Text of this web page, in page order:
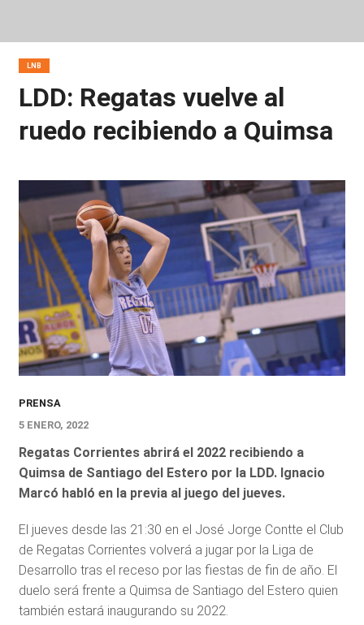
LNB
LDD: Regatas vuelve al
ruedo recibiendo a Quimsa
PRENSA
5 ENERO, 2022
Regatas Corrientes abrirá el 2022 recibiendo a
Quimsa de Santiago del Estero por la LDD. Ignacio
Marcó habló en la previa al juego del jueves.
El jueves desde las 21:30 en el José Jorge Contte el Club
de Regatas Corrientes volverá a jugar por la Liga de
Desarrollo tras el receso por las fiestas de fin de año. El
duelo será frente a Quimsa de Santiago del Estero quien
también estará inaugurando su 2022.